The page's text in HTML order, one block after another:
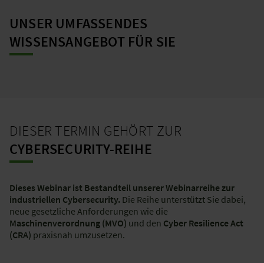
kennenzulernen, um unser Angebot noch besser auf Ihre
Bedürfnisse abzustimmen.
UNSER UMFASSENDES
WISSENSANGEBOT FÜR SIE
DIESER TERMIN GEHÖRT ZUR
CYBERSECURITY-REIHE
Dieses Webinar ist Bestandteil unserer Webinarreihe zur
industriellen Cybersecurity. Die Reihe unterstützt Sie dabei,
neue gesetzliche Anforderungen wie die
Maschinenverordnung (MVO) und den Cyber Resilience Act
(CRA) praxisnah umzusetzen.